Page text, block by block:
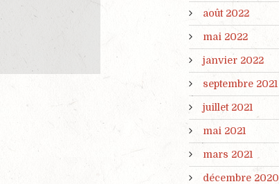
août 2022
mai 2022
janvier 2022
septembre 2021
juillet 2021
mai 2021
mars 2021
décembre 2020